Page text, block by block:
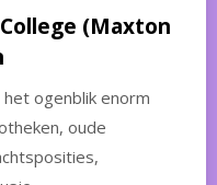
(Maxton
ogenblik enorm
oude